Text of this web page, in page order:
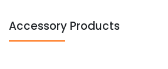
Accessory Products